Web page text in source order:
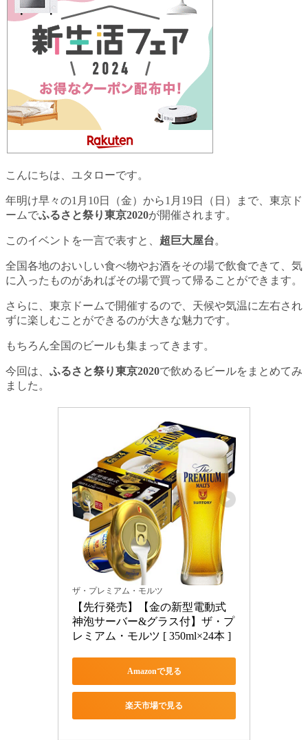
こんにちは、ユタローです。
年明け早々の1月10日（金）から1月19日（日）まで、東京ド
ームでふるさと祭り東京2020が開催されます。
このイベントを一言で表すと、 超巨大屋台。
全国各地のおいしい食べ物やお酒をその場で飲食できて、気
に入ったものがあればその場で買って帰ることができます。
さらに、東京ドームで開催するので、天候や気温に左右され
ずに楽しむことができるのが大きな魅力です。
もちろん全国のビールも集まってきます。
今回は、 ふるさと祭り東京2020で飲めるビールをまとめてみ
ました。
ザ・プレミアム・モルツ
【先行発売】【金の新型電動式
神泡サーバー&グラス付】ザ・プ
レミアム・モルツ [ 350ml×24本 ]
Amazonで見る
楽天市場で見る